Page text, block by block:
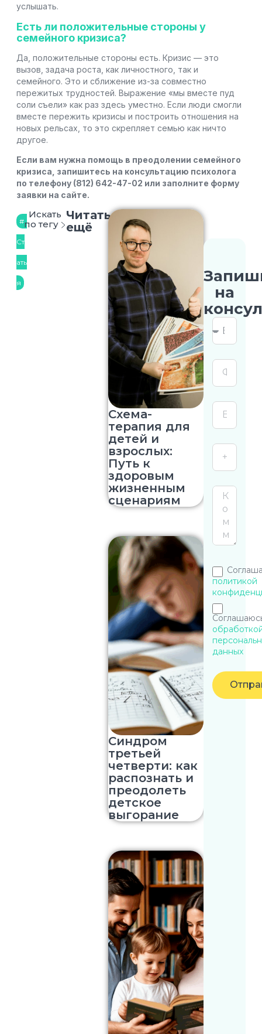
услышать.
Есть ли положительные стороны у
семейного кризиса?
Да, положительные стороны есть. Кризис — это
вызов, задача роста, как личностного, так и
семейного. Это и сближение из-за совместно
пережитых трудностей. Выражение «мы вместе пуд
соли съели» как раз здесь уместно. Если люди смогли
вместе пережить кризисы и построить отношения на
новых рельсах, то это скрепляет семью как ничто
другое.
Если вам нужна помощь в преодолении семейного
кризиса, запишитесь на консультацию психолога
по телефону (812) 642-47-02 или заполните форму
заявки на сайте.
Ст
ать
я
Искать
по тегу
Читать
ещё
Схема-
терапия для
детей и
взрослых:
Путь к
здоровым
жизненным
сценариям
Синдром
третьей
четверти: как
распознать и
преодолеть
детское
выгорание
на
политикой
данных